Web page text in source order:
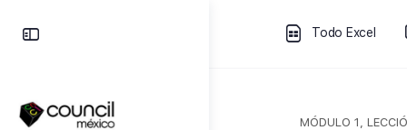
Todo Excel
MÓDULO 1,